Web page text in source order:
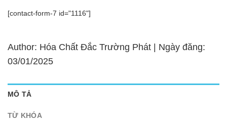
[contact-form-7 id="1116"]
Author: Hóa Chất Đắc Trường Phát | Ngày đăng:
03/01/2025
MÔ TẢ
TỪ KHÓA